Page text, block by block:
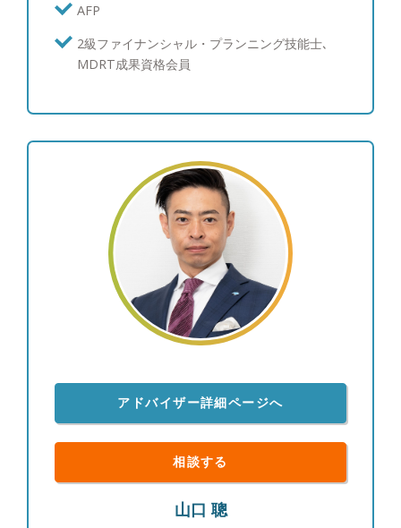
これまでとこれからについて 6年間証券会社で幅広
い金融商品をお客様に提案していく経験を積み、社
内で実績を挙げました。その経験を活かし、より深
くお客様との長期的な関係を重視できるのではない
転職しました。証券会社時代のお客様との関係はさ
らに広がり、さらに多くの新しいお客様との出会い
も増え、結果として入社2年目で保険営業員の1%し
か入会できないと言われるMDRTに入会しました。
まだまだプロフェッショナルとしてはこれからです
が、証券・保険の経験と知識を両方身に着けたキャ
リアをさらに進めていくべく、自分の信念を仕事で
表現できる環境としてペレグリンに入社しました。
より自立した立場になったからこそお客様との信頼
関係を今後も大切にして、これから出会うお客様に
も100%安心してご相談いただけるように心がけて
いきます。 ●その他 平成３年12月2日生まれ。滋賀
AFP
2級ファイナンシャル・プランニング技能士､
MDRT成果資格会員
アドバイザー詳細ページへ
相談する
山口 聰